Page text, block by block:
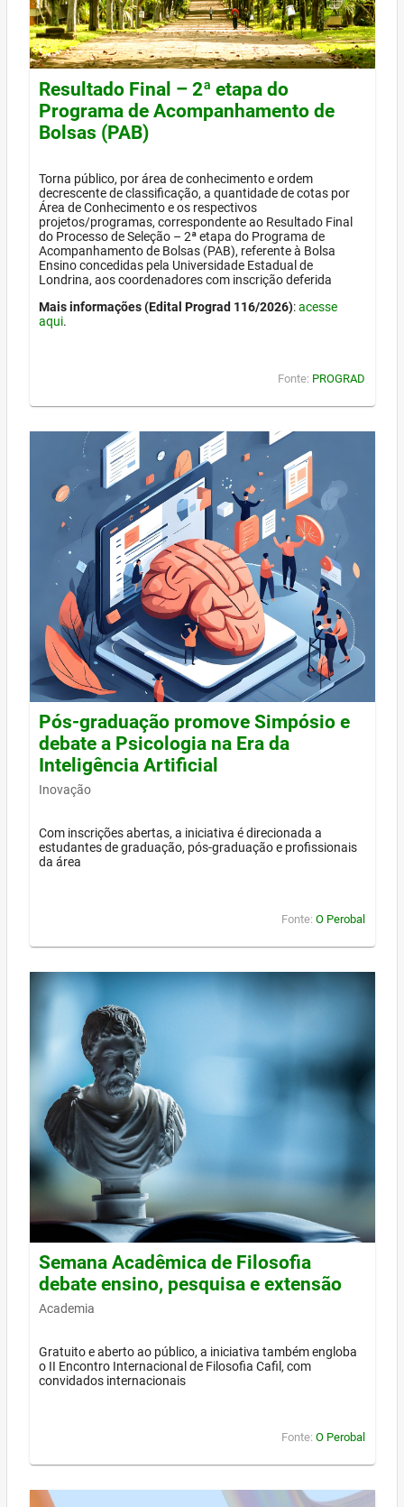
Resultado Final – 2ª etapa do
Programa de Acompanhamento de
Bolsas (PAB)
Torna público, por área de conhecimento e ordem
decrescente de classificação, a quantidade de cotas por
Área de Conhecimento e os respectivos
projetos/programas, correspondente ao Resultado Final
do Processo de Seleção – 2ª etapa do Programa de
Acompanhamento de Bolsas (PAB), referente à Bolsa
Ensino concedidas pela Universidade Estadual de
Londrina, aos coordenadores com inscrição deferida
Mais informações (Edital Prograd 116/2026):acesse
aqui.
Fonte: PROGRAD
Pós-graduação promove Simpósio e
debate a Psicologia na Era da
Inteligência Artificial
Inovação
Com inscrições abertas, a iniciativa é direcionada a
estudantes de graduação, pós-graduação e profissionais
da área
Fonte: O Perobal
Semana Acadêmica de Filosofia
debate ensino, pesquisa e extensão
Academia
Gratuito e aberto ao público, a iniciativa também engloba
o II Encontro Internacional de Filosofia Cafil, com
convidados internacionais
Fonte: O Perobal